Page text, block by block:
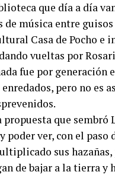
que día a día
de música entre
Casa de Pocho e
vueltas por
fue por generación
pero no es
propuesta que
poder ver, con el
sus
de bajar a la tierra y